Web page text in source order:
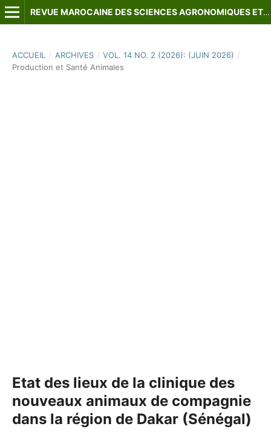
REVUE MAROCAINE DES SCIENCES AGRONOMIQUES ET VÉTÉRINAIRES
ACCUEIL / ARCHIVES / VOL. 14 NO. 2 (2026): (JUIN 2026) /
Production et Santé Animales
Etat des lieux de la clinique des
nouveaux animaux de compagnie
dans la région de Dakar (Sénégal)